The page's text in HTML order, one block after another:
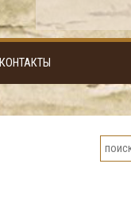
КОНТАКТЫ